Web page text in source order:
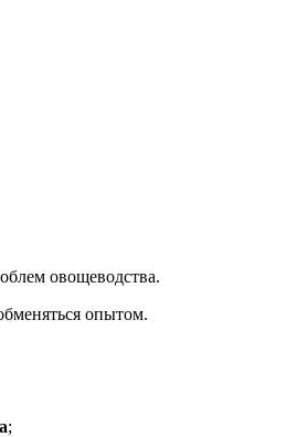
овощеводства.
опытом.
;